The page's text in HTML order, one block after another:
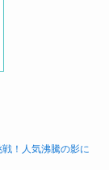
！人気沸騰の影に